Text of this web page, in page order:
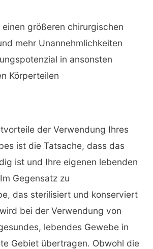
einen größeren chirurgischen
mehr Unannehmlichkeiten
in ansonsten
Körperteilen
der Verwendung Ihres
ist die Tatsache, dass das
ist und Ihre eigenen lebenden
Gegensatz zu
das sterilisiert und konserviert
bei der Verwendung von
lebendes Gewebe in
Gebiet übertragen. Obwohl die